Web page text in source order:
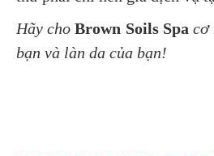
Hãy choBrown Soils Spa cơ
bạn và làn da của bạn!